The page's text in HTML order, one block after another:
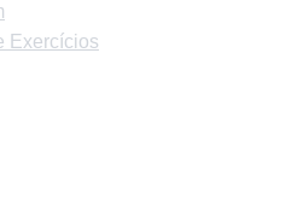
Exercícios